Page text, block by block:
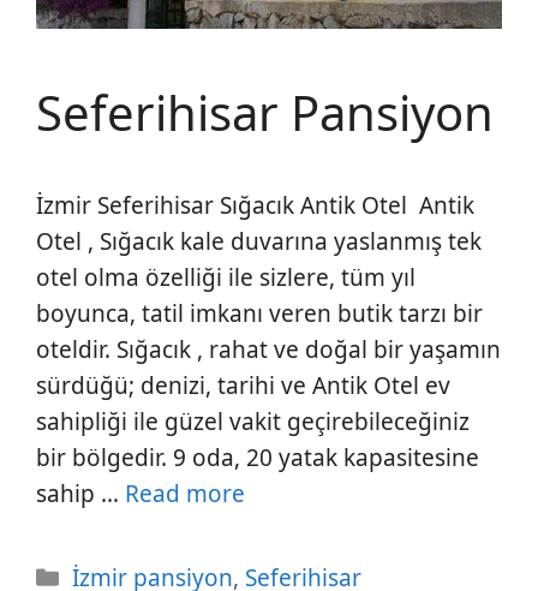
Seferihisar Pansiyon
İzmir Seferihisar Sığacık Antik Otel Antik
Otel , Sığacık kale duvarına yaslanmış tek
otel olma özelliği ile sizlere, tüm yıl
boyunca, tatil imkanı veren butik tarzı bir
oteldir. Sığacık , rahat ve doğal bir yaşamın
sürdüğü; denizi, tarihi ve Antik Otel ev
sahipliği ile güzel vakit geçirebileceğiniz
bir bölgedir. 9 oda, 20 yatak kapasitesine
sahip … Read more
Kategoriler
İzmir pansiyon, Seferihisar